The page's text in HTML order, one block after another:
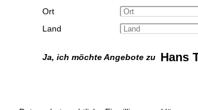
Ort
Land
Ja, ich möchte Angebote zu Hans